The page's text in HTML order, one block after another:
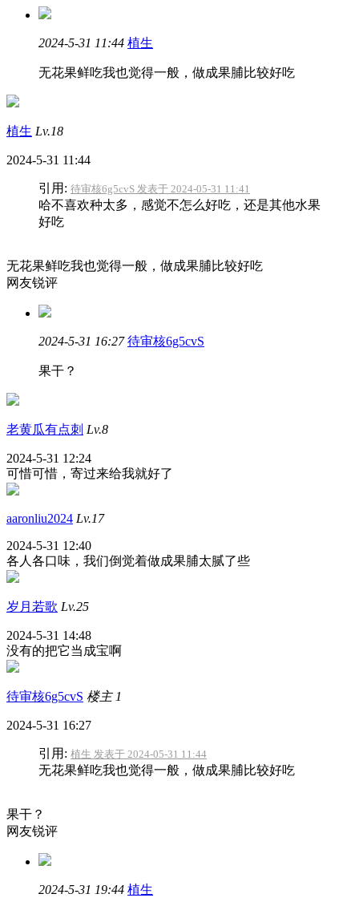
2024-5-31 11:44 植生
无花果鲜吃我也觉得一般，做成果脯比较好吃
植生 Lv.18
2024-5-31 11:44
引用: 待审核6g5cvS 发表于 2024-05-31 11:41
哈不喜欢种太多，感觉不怎么好吃，还是其他水果
好吃
无花果鲜吃我也觉得一般，做成果脯比较好吃
网友锐评
2024-5-31 16:27 待审核6g5cvS
果干？
老黄瓜有点刺 Lv.8
2024-5-31 12:24
可惜可惜，寄过来给我就好了
aaronliu2024 Lv.17
2024-5-31 12:40
各人各口味，我们倒觉着做成果脯太腻了些
岁月若歌 Lv.25
2024-5-31 14:48
没有的把它当成宝啊
待审核6g5cvS 楼主 1
2024-5-31 16:27
引用: 植生 发表于 2024-05-31 11:44
无花果鲜吃我也觉得一般，做成果脯比较好吃
果干？
网友锐评
2024-5-31 19:44 植生